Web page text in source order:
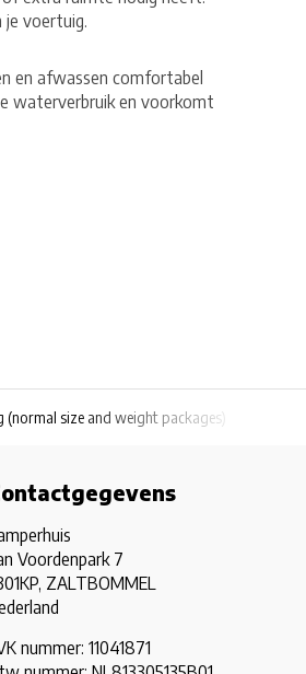
je voertuig.
en afwassen comfortabel
waterverbruik en voorkomt
(normal size and weight packages)
Voordenpark 7
ZALTBOMMEL
nummer: 11041871